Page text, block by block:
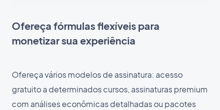
Ofereça fórmulas flexíveis para
monetizar sua experiência
Ofereça vários modelos de assinatura: acesso
gratuito a determinados cursos, assinaturas premium
com análises econômicas detalhadas ou pacotes